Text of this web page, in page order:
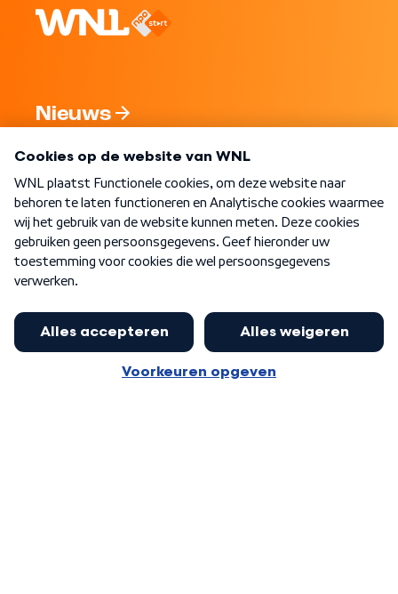
Nieuws
Nieuwsbrief
Word Lid